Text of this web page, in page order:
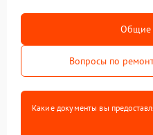
Общие
Вопросы по
Какие документы вы